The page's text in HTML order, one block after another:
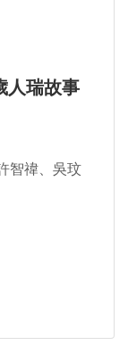
人瑞故事
智禕、吳玟